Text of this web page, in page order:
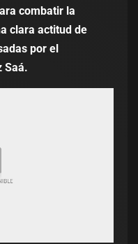
combatir la
clara actitud de
por el
Saá.